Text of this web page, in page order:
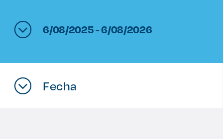
Derecho
Lo más buscado
6/08/2025 - 6/08/2026
Fecha